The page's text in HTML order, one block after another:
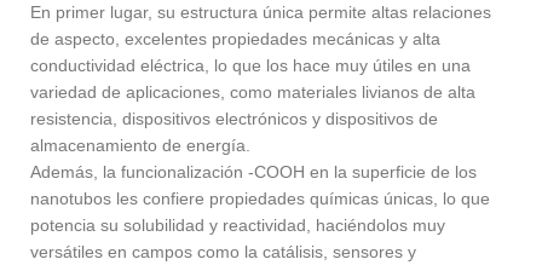
En primer lugar, su estructura única permite altas relaciones
de aspecto, excelentes propiedades mecánicas y alta
conductividad eléctrica, lo que los hace muy útiles en una
variedad de aplicaciones, como materiales livianos de alta
resistencia, dispositivos electrónicos y dispositivos de
almacenamiento de energía.
Además, la funcionalización -COOH en la superficie de los
nanotubos les confiere propiedades químicas únicas, lo que
potencia su solubilidad y reactividad, haciéndolos muy
versátiles en campos como la catálisis, sensores y